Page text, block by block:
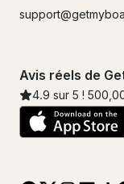
Avis réels de
4.9 sur 5 !